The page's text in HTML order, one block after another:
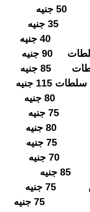
جنيه
جنيه
90 جنيه
85 جنيه
جنيه
جنيه
جنيه
جنيه
جنيه
جنيه
جنيه
75 جنيه